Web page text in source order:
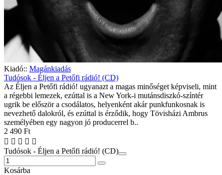
Kiadó:: Magánkiadás
Tudósok - Éljen a Petőfi rádió! (CD)
Az Éljen a Petőfi rádió! ugyanazt a magas minőséget képviseli, mint
a régebbi lemezek, ezúttal is a New York-i mutánsdiszkó-színtér
ugrik be először a csodálatos, helyenként akár punkfunkosnak is
nevezhető dalokról, és ezúttal is érződik, hogy Tövisházi Ambrus
személyében egy nagyon jó producerrel b..
2 490 Ft
Tudósok - Éljen a Petőfi rádió! (CD)
Kosárba